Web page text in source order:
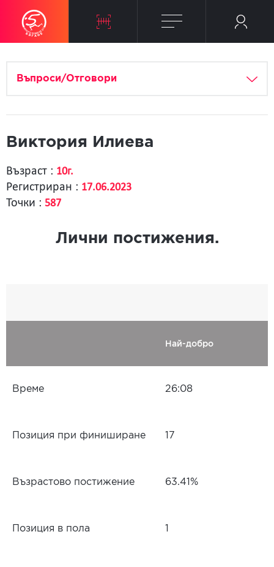
Въпроси/Отговори
Виктория Илиева
Възраст : 10г.
Регистриран : 17.06.2023
Точки : 587
Лични постижения.
Най-добро
Време 26:08
Позиция при финиширане 17
Възрастово постижение 63.41%
Позиция в пола